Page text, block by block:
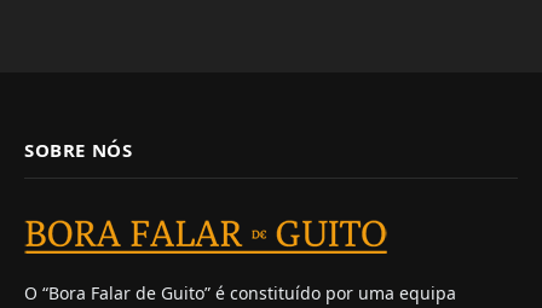
SOBRE NÓS
O “Bora Falar de Guito” é constituído por uma equipa